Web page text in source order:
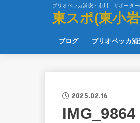
ブリオベッカ浦安・市川 サポーター
東スポ(東小
ブログ ブリオベッカ
2025.02.16
IMG_9864